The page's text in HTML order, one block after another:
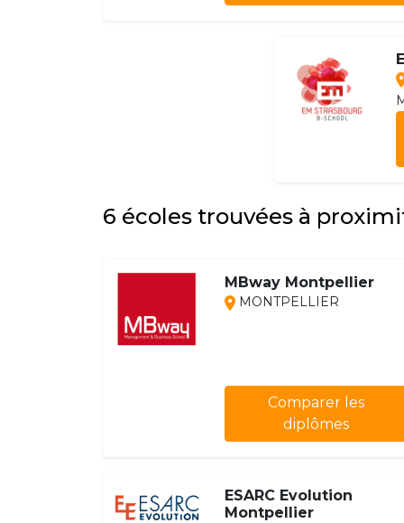
6 écoles trouvées à
MBway Montpellier
MONTPELLIER
Comparer les
diplômes
ESARC Evolution
Montpellier